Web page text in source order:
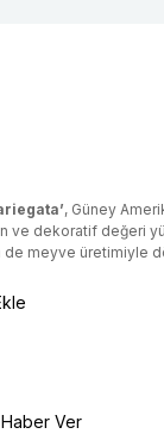
, Güney
ve dekoratif değeri
de meyve üretimiyle
Ver